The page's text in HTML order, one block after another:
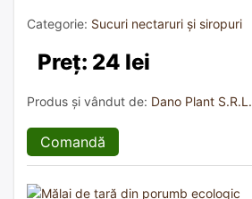
Categorie: Sucuri nectaruri și siropuri
Preț: 24 lei
Produs și vândut de: Dano Plant S.R.L.
Comandă